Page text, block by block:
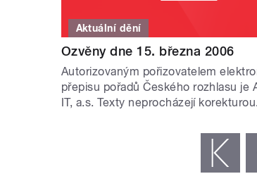
Aktuální dění
Ozvěny dne 15. března 2006
Autorizovaným pořizovatelem
přepisu pořadů Českého rozhlasu je
IT, a.s. Texty neprocházejí korekturou.
‹ předchozí